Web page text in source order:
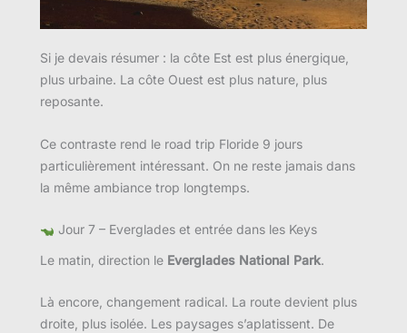
Si je devais résumer : la côte Est est plus énergique,
plus urbaine. La côte Ouest est plus nature, plus
reposante.
Ce contraste rend le road trip Floride 9 jours
particulièrement intéressant. On ne reste jamais dans
la même ambiance trop longtemps.
Jour 7 – Everglades et entrée dans les Keys
Le matin, direction le Everglades National Park.
Là encore, changement radical. La route devient plus
droite, plus isolée. Les paysages s’aplatissent. De